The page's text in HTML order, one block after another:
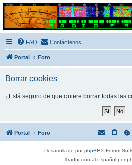
Radio Frecuencias
Foro de Radio Frecuencias
FAQ Contáctenos
Portal Foro
Borrar cookies
¿Está seguro de que quiere borrar todas las
Portal Foro
Desarrollado porphpBB® Forum
Traducción al español por